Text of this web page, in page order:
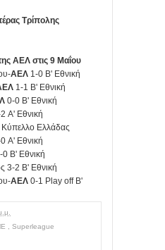
Τρίπολης
ΑΕΛ στις 9 Μαΐου
ΑΕΛ 1-0 Β' Εθνική
1-1 Β' Εθνική
0-0 Β' Εθνική
Α' Εθνική
Ελλάδας
Α' Εθνική
0 Β' Εθνική
3-2 Β' Εθνική
ΑΕΛ 0-1 Play off Β'
Superleague